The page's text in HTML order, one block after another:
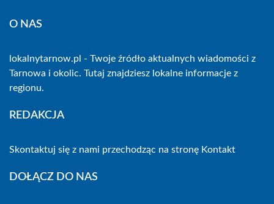
O NAS
lokalnytarnow.pl - Twoje źródło aktualnych wiadomości z
Tarnowa i okolic. Tutaj znajdziesz lokalne informacje z
regionu.
REDAKCJA
Skontaktuj się z nami przechodząc na stronę Kontakt
DOŁĄCZ DO NAS